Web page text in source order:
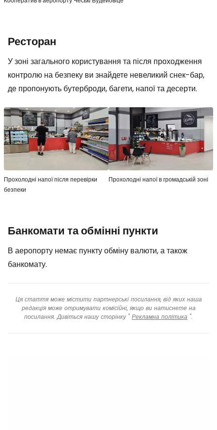
Ресторан
У зоні загального користування та після проходження
контролю на безпеку ви знайдете невеликий снек-бар,
де пропонують бутерброди, багети, напої та десерти.
Прохолодні напої після перевірки
безпеки
Прохолодні напої в громадській зоні
Банкомати та обмінні пункти
В аеропорту немає пункту обміну валюти, а також
банкомату.
Ця стаття може містити партнерські посилання, від яких наша
редакція може отримувати комісійні, якщо ви натиснете на
посилання. Дивіться нашу сторінку " Рекламна політика ".